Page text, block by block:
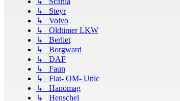
↳ Steyr
↳ Volvo
↳ Oldtimer LKW
↳ Berliet
↳ Borgward
↳ DAF
↳ Faun
↳ Fiat- OM- Unic
↳ Hanomag
↳ Henschel